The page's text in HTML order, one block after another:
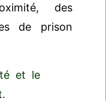
des
de prison
et le